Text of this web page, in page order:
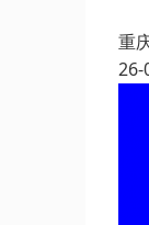
重
26-